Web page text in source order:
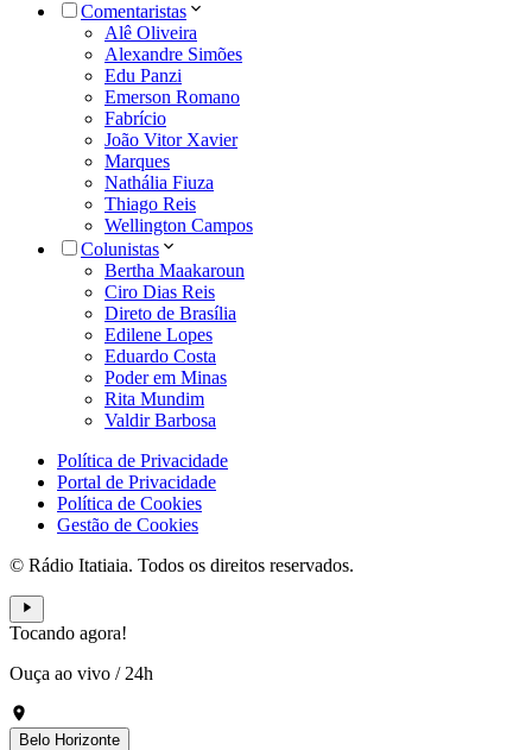
Comentaristas
Alê Oliveira
Alexandre Simões
Edu Panzi
Emerson Romano
Fabrício
João Vitor Xavier
Marques
Nathália Fiuza
Thiago Reis
Wellington Campos
Colunistas
Bertha Maakaroun
Ciro Dias Reis
Direto de Brasília
Edilene Lopes
Eduardo Costa
Poder em Minas
Rita Mundim
Valdir Barbosa
Política de Privacidade
Portal de Privacidade
Política de Cookies
Gestão de Cookies
© Rádio Itatiaia. Todos os direitos reservados.
Tocando agora!
Ouça ao vivo / 24h
Belo Horizonte